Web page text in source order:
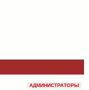
АДМИНИСТРАТОРЫ